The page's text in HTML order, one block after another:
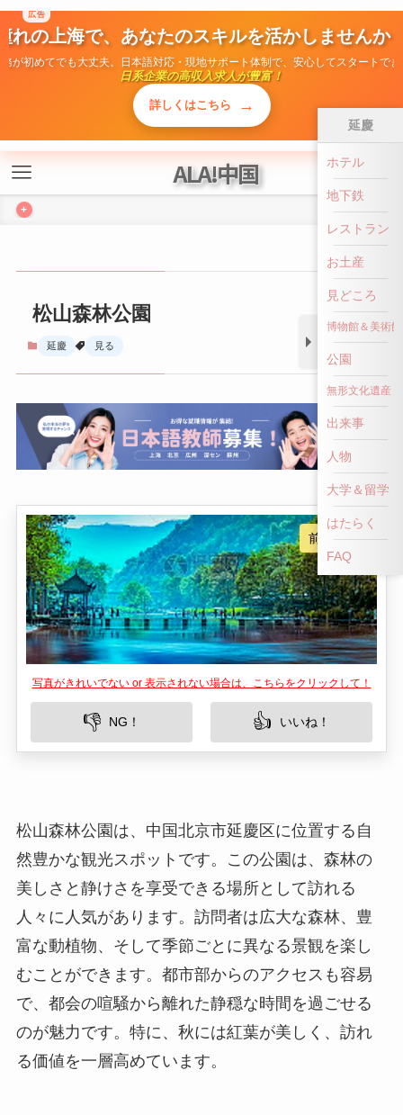
れの上海で、あなたのスキルを活かしませんか
が初めてでも大丈夫。日本語対応・現地サポート体制で、安心してスタートで
日系企業の高収入求人が豊富！
詳しくはこちら
ALA!中国
+
松山森林公園
前へ戻る
写真がきれいでない or 表示されない場合は、こちらをクリックして！
👎 NG！ 👍 いいね！
松山森林公園は、中国北京市延慶区に位置する自
然豊かな観光スポットです。この公園は、森林の
美しさと静けさを享受できる場所として訪れる
むことができます。都市部からのアクセスも容易
で、都会の喧騒から離れた静穏な時間を過ごせる
のが魅力です。特に、秋には紅葉が美しく、訪れ
る価値を一層高めています。
所在地
松山森林公園の住所は、中国北京市延慶区松山自
延慶
ホテル
地下鉄
レストラン
お土産
見どころ
博物館＆美術館
公園
無形文化遺産
出来事
人物
大学＆留学
はたらく
FAQ